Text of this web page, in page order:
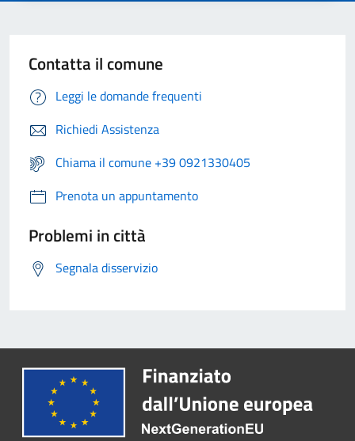
Contatta il comune
Leggi le domande frequenti
Richiedi Assistenza
Chiama il comune +39 0921330405
Prenota un appuntamento
Problemi in città
Segnala disservizio